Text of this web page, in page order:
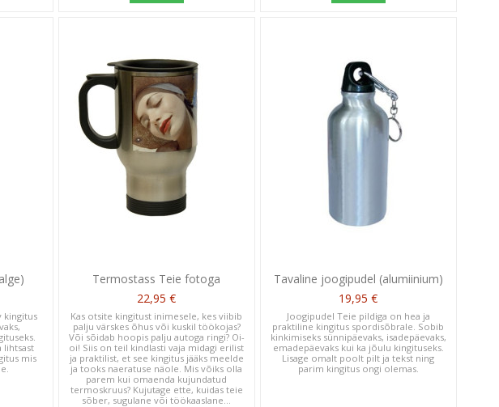
kingitus
lihtsast
mis
Termostass Teie fotoga
22,95 €
Kas otsite kingitust inimesele, kes viibib
palju värskes õhus või kuskil töökojas?
Või sõidab hoopis palju autoga ringi? Oi-
oi! Siis on teil kindlasti vaja midagi erilist
ja praktilist, et see kingitus jääks meelde
ja tooks naeratuse näole. Mis võiks olla
parem kui omaenda kujundatud
termoskruus? Kujutage ette, kuidas teie
sõber, sugulane või töökaaslane...
Tavaline joogipudel (alumiinium)
19,95 €
Joogipudel Teie pildiga on hea ja
praktiline kingitus spordisõbrale. Sobib
kinkimiseks sünnipäevaks, isadepäevaks,
emadepäevaks kui ka jõulu kingituseks.
Lisage omalt poolt pilt ja tekst ning
parim kingitus ongi olemas.